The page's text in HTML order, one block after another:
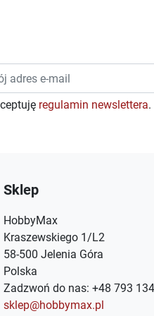
regulamin newslettera.
Sklep
HobbyMax
Kraszewskiego 1/L2
58-500 Jelenia Góra
Polska
Zadzwoń do nas: +48 793
sklep@hobbymax.pl